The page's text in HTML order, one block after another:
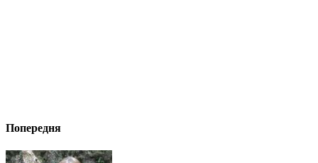
Попередня